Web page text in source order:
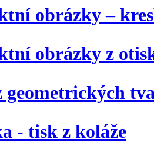
obrázky –
obrázky z
geometrických
- tisk z koláže